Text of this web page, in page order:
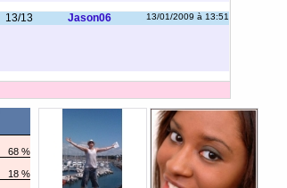
13/13 Jason06 13/01/2009 à 13:51
68 %
18 %